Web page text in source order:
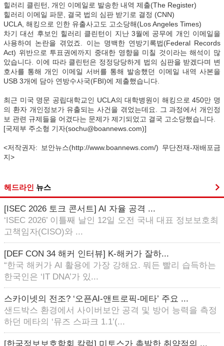
힐러리 클린턴, 개인 이메일로 발송한 내역 제출(The Register)
힐러리 이메일 파문, 결국 법의 심판 받기로 결정 (CNN)
UCLA, 해킹으로 인한 유출사고도 고소당해(Los Angeles Times)
차기 대선 후보인 힐러리 클린턴이 지난 3월에 공무에 개인 이메일을
사용하여 논란을 겪었죠. 이는 명백한 연방기록법(Federal Records
Act) 위반으로 투표권에까지 중대한 영향을 미칠 것이라는 해석이 많
았습니다. 이에 따라 클린턴은 정정당당하게 법의 심판을 받겠다며 변
호사를 통해 개인 이메일 서버를 통해 발송했던 이메일 내역 사본을
USB 3개에 담아 연방수사국(FBI)에 제출했습니다.
최근 미국 명문 공립대학교인 UCLA의 대학병원이 해킹으로 450만 명
의 환자 개인정보가 유출되는 사건을 겪었는데요. 그 과정에서 개인정
보 관련 규제들을 어겼다는 문제가 제기되었고 결국 고소당했습니다.
[국제부 주소형 기자(sochu@boannews.com)]
<저작권자: 보안뉴스(http://www.boannews.com/) 무단전재-재배포금
지>
헤드라인 뉴스
[ISEC 2026 토크 콘서트] AI 자율 공격 ...
‘ISEC 2026’ 이틀째 날인 12일 오전 국내 대표 정보보호최
고책임자(CISO)와 ...
[DEF CON 34 해커 인터뷰] K-해커가 잘하...
“한국 해커가 AI 활용에 가장 강해요. 뭐든 빨리 습득하는
한국인은 ‘IT DNA’가 있...
스카이넷의 전조? ‘오픈AI-앤트로픽-메타’ 주요 ...
샌드박스 환경에서 사이버보안 공격 및 방어 능력을 측정
하던 메타의 ‘뮤즈 스파크 1.1’(...
[한국정보보호학회 칼럼] 미토스가 촉발한 취약점의 ...